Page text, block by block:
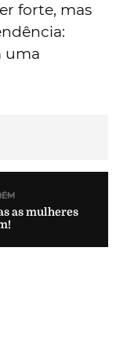
forte, mas
uma
as mulheres